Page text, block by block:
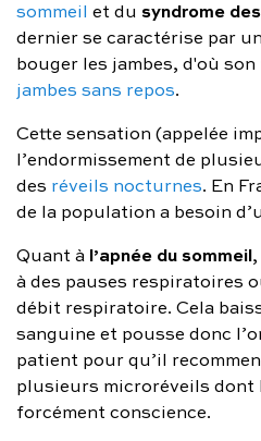
sommeil et du syndrome des
dernier se caractérise par
bouger les jambes, d'où son
jambes sans repos.
Cette sensation (appelée
l’endormissement de
des réveils nocturnes. En
de la population a besoin
Quant à l’apnée du sommeil
à des pauses respiratoires
débit respiratoire. Cela
sanguine et pousse donc
patient pour qu’il
plusieurs microréveils dont
forcément conscience.